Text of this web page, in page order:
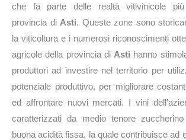
che fa parte delle realtà vitivinicole più
provincia di Asti. Queste zone sono
la viticoltura e i numerosi riconoscimenti
agricole della provincia di Asti hanno
produttori ad investire nel territorio per
potenziale produttivo, per migliorare
ed affrontare nuovi mercati. I vini
caratterizzati da medio tenore
buona acidità fissa, la quale contribuisce ad